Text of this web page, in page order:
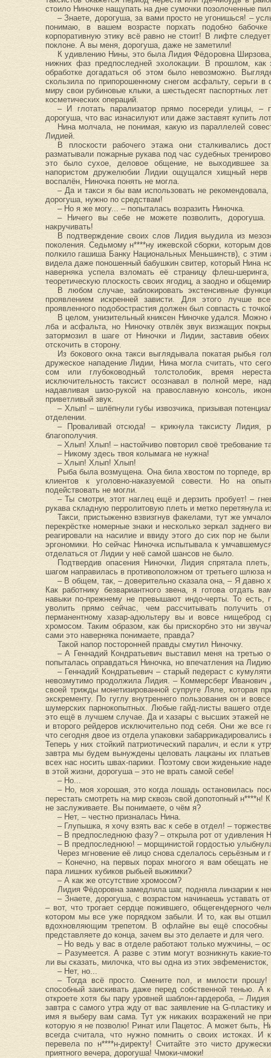
стоило Ниночке нащупать на дне сумочки позолоченные
– Знаете, дорогуша, за вами просто не угонишься! –
понимаю, в вашем возрасте порхать подобно
корпоративную этику всё равно не стоит! В лифте
поклоне. А вы меня, дорогуша, даже не заметили!
К удивлению Нины, это была Лидия Фёдоровна Ширзова,
нижних фаз предпоследней эхолокации. В прошлом,
обработке догадаться об этом было невозможно.
скользила по припорошенному снегом асфальту, серьги
миру свои рубиновые клыки, а шестьдесят паспортных
косметических операций.
– И глотать парализатор прямо посереди улицы,
дорогуша, что вас изнасилуют или даже заставят купить
Нина молчала, не понимая, какую из параллелей
Лидией.
В плоскости рабочего этажа они сталкивались
разматывали пожарные рукава под час судебных
это было сухое, деловое общение, не выходившее
напористом дружелюбии Лидии ощущался хищный нерв
воспалён, Ниночка понять не могла.
– Да и такси я бы вам использовать не
дорогуша, нужно по средствам!
– Но я же могу... – попыталась возразить Ниночка.
– Ничего вы себе не можете позволить,
накручивать!
В подтверждение своих слов Лидия выудила из
поколения. Седьмому н****ну ижевской сборки, которым
полкило гашиша Банку Национальных Меньшинств), с этим
видела даже поношенный бабушкин свитер, который Нина
наверняка успела взломать её страницу флеш-
теоретическую плоскость своих ягодиц, а заодно и
В любом случае, заблокировать экстенсивные
проявлением искренней зависти. Для этого лучше
проявленного подобострастия должен был совпасть с
В целом, унизительный книксен Ниночке удался.
лба и асфальта, но Ниночку отвлёк звук визжащих
затормозил в шаге от Ниночки и Лидии, заставив
отскочить в сторону.
Из бокового окна такси выглядывала покатая рыбья
дружеское нападение Лидии, Нина могла считать, что
сом или глубоководный толстолобик, время
исключительность таксист осознавал в полной мере,
надавливая шизо-рукой на православную консоль,
приветливый звук.
– Хлып! – шлёпнули губы извозчика, призывая
отделении.
– Проваливай отсюда! – крикнула таксисту Лидия,
благополучия.
– Хлып! Хлып! – настойчиво повторил своё требование
– Никому здесь твоя колымага не нужна!
– Хлып! Хлып! Хлып!
Рыба была возмущена. Она била хвостом по торпеде,
клиентов к уголовно-наказуемой совести. Но на
подействовать не могли.
– Ты смотри, этот наглец ещё и дерзить пробует! –
рукава складную перролитовую плеть и метко перетянула
Такси, пристыженно взвизгнув факелами, тут же
перекрёстке номерные знаки и несколько зеркал
реагировали на насилие и ввиду этого до сих пор не
эргономики. Но сейчас Ниночка испытывала к
отделаться от Лидии у неё самой шансов не было.
Подтвердив опасения Ниночки, Лидия спрятала
шагом направилась в противоположном от третьего шлюза
– В общем, так, – доверительно сказала она, – Я давно
Как работнику безвариантного звена, я готова отдать
навыки по-прежнему не превышают индо-черты. То есть,
уволить прямо сейчас, чем рассчитывать
перманентному хазар-адюльтеру вы и вовсе нищеброд
хромосом. Таким образом, как бы прискорбно это ни
сами это наверняка понимаете, правда?
Такой напор посторонней правды смутил Ниночку.
– А Геннадий Кондратьевич выставил меня на третью
попыталась оправдаться Ниночка, но впечатления на
– Геннадий Кондратьевич – старый педераст с
невозмутимо продолжила Лидия. – Коммерсберг Иванович
своей трижды монетизированной супруге Ляле, которая
экскременту. По гуглу внутреннего пользования он и
шумерских парнокопытных. Любые гайд-листы вашего
это ещё в лучшем случае. Да и хазары с высших этажей не
и второго рейдеров исключительно под себя. Они же
что сегодня двое из отдела упаковки
Теперь у них стойкий патриотический паралич, и если к
завтра мы будем вынуждены целовать лацканы их
всех нас носить швах-парики. Поэтому свои жиденькие
в этой жизни, дорогуша – это не врать самой себе!
– Но...
– Но, моя хорошая, это когда лошадь остановилась
перестать смотреть на мир сквозь свой допотопный
не заслуживаете. Вы понимаете, о чём я?
– Нет, – честно призналась Нина.
– Глупышка, я хочу взять вас к себе в отдел! –
– В предпоследнюю фазу? – открыла рот от удивления
– В предпоследнюю! – морщинистой гордостью
Через мгновение её лицо снова сделалось серьёзным и
– Конечно, на первых порах многого я вам обещать
пара лишних кубиков рыбьей выжимки?
– А как же отсутствие хромосом?
Лидия Фёдоровна замедлила шаг, подняла линзарии к
– Знаете, дорогуша, с возрастом начинаешь уставать
– вот, что трогает сердце пожившего, общегендерного
котором мы все уже порядком забыли. И то, как вы
вдохновляющим трепетом. В офлайне вы ещё способны
представляете до конца, зачем вы это делаете и для чего.
– Но ведь у вас в отделе работают только мужчины, –
– Разумеется. А разве с этим могут возникнуть
ли вы сказать, милочка, что вы одна из этих
– Нет, но...
– Тогда всё просто. Смените пол, и милости
способный заискивать даже перед собственной тенью. А
откроете хотя бы пару уровней шаблон-гардероба, –
завтра с самого утра жду от вас заявление на G-
имя я выберу вам сама. Тут уж никаких возражений не
которую я не позволю! Ринат или Пацетос. А может быть,
всегда считала, что нужно помнить о своих истоках.
перевела по н****н-директу! Считайте это чисто
приятного вечера, дорогуша! Чмоки-чмоки!